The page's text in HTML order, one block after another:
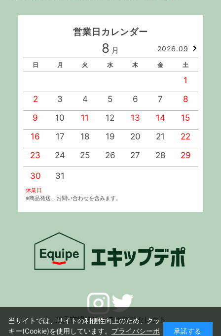
営業日カレンダー
8 月 2026.09
日 月 火 水 木 金 土
1
2
3 4 5 6 7
8
9
10 11 12 13 14
15
16
17 18 19 20 21
22
23
24 25 26 27 28 29
30 31
休業日
※商品発送、お問い合わせを含みます。
楽天市場デンキデポプロセレクト
当サイトでは、サイトの利便性向上のため、クッ
キー(Cookie)を使用しています。 プライバシーポ 承諾する